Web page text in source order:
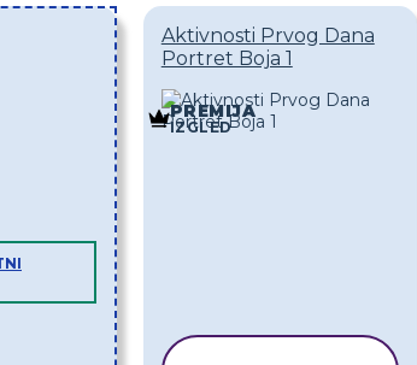
Aktivnosti Prvog Dana
Portret Boja 1
PREMIJA
IZGLED